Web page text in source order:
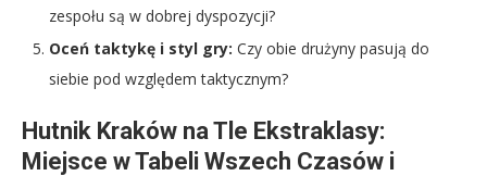
zespołu są w dobrej dyspozycji?
Oceń taktykę i styl gry: Czy obie drużyny pasują do
siebie pod względem taktycznym?
Hutnik Kraków na Tle Ekstraklasy:
Miejsce w Tabeli Wszech Czasów i